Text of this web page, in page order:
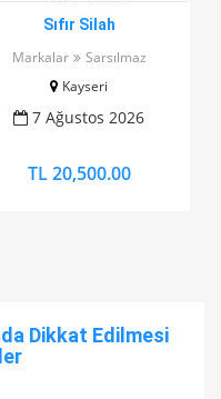
Sıfır Silah
Markalar
Sarsılmaz
Kayseri
7 Ağustos 2026
TL 20,500.00
Dikkat Edilmesi